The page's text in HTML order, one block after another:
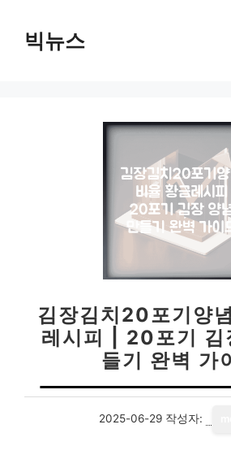
빅뉴스
김장김치20포기양
레시피 | 20포기 김
들기 완벽 가
2025-06-29 작성자: